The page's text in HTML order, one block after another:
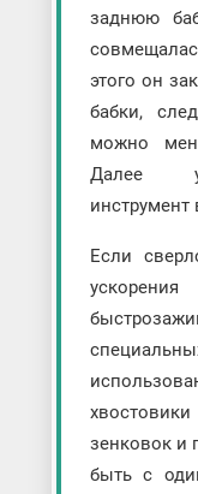
заднюю
этого он
бабки,
можно
Далее
инструмент
Если
зенковок и
быть с